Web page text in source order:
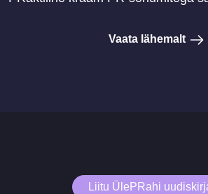
Vaata lähemalt
Liitu ÜlePRahi